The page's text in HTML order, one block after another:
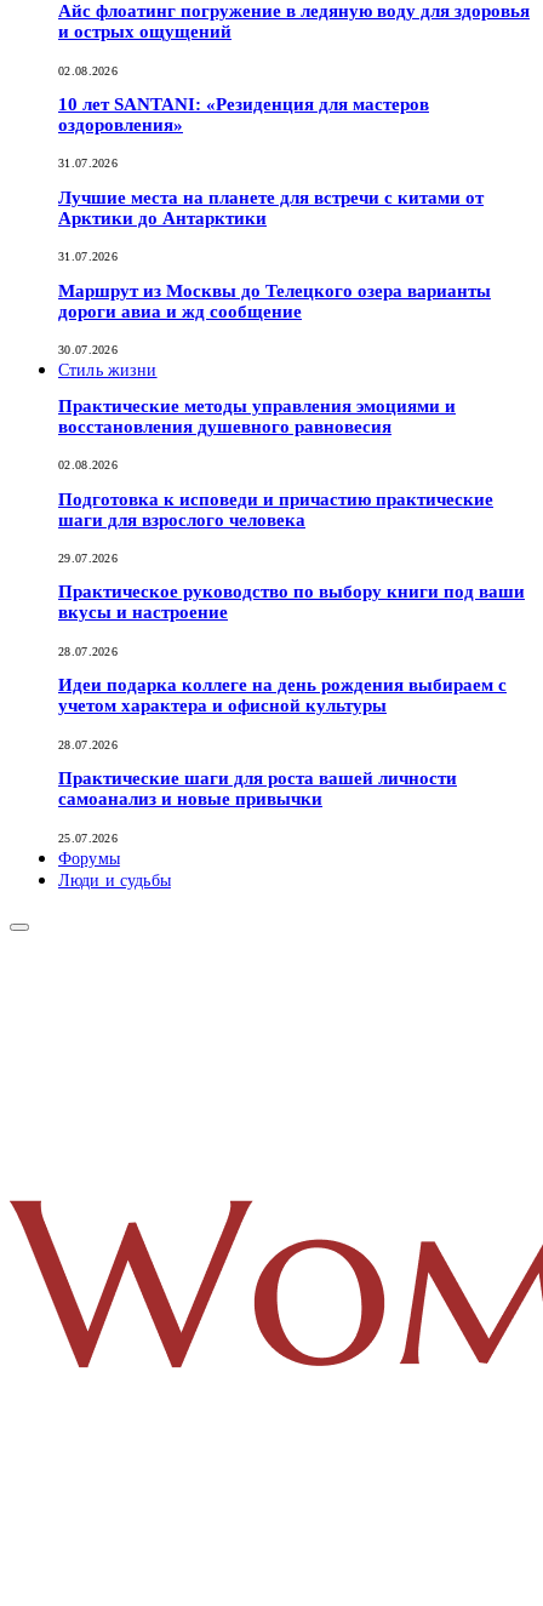
Айс флоатинг погружение в ледяную воду для здоровья
и острых ощущений
02.08.2026
10 лет SANTANI: «Резиденция для мастеров
оздоровления»
31.07.2026
Лучшие места на планете для встречи с китами от
Арктики до Антарктики
31.07.2026
Маршрут из Москвы до Телецкого озера варианты
дороги авиа и жд сообщение
30.07.2026
Стиль жизни
Практические методы управления эмоциями и
восстановления душевного равновесия
02.08.2026
Подготовка к исповеди и причастию практические
шаги для взрослого человека
29.07.2026
Практическое руководство по выбору книги под ваши
вкусы и настроение
28.07.2026
Идеи подарка коллеге на день рождения выбираем с
учетом характера и офисной культуры
28.07.2026
Практические шаги для роста вашей личности
самоанализ и новые привычки
25.07.2026
Форумы
Люди и судьбы